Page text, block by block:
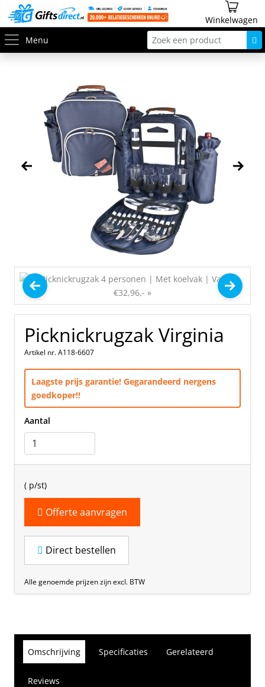
Winkelwagen
Menu
Picknickrugzak Virginia
Artikel nr. A118-6607
Laagste prijs garantie! Gegarandeerd nergens
goedkoper!!
Aantal
( p/st)
Offerte aanvragen
Direct bestellen
Alle genoemde prijzen zijn excl. BTW
Omschrijving Specificaties Gerelateerd
Reviews